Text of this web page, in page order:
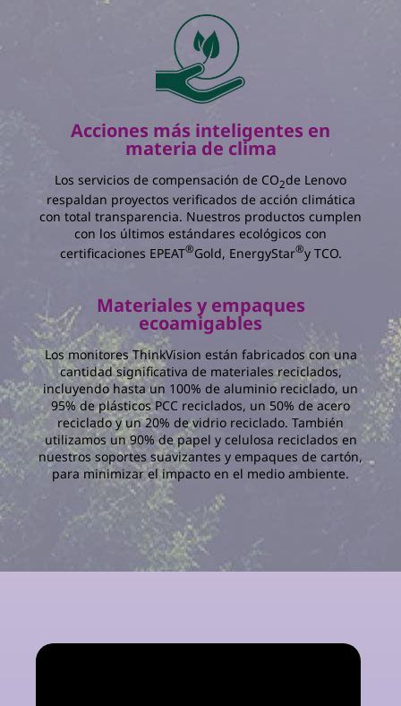
años en
La cantidad total de energía que
ahorra:
kWh
El porcentaje de reducción en el consumo
anual de energía: %
La cantidad total de ahorro en costo de
electricidad:
Acciones más inteligentes en
materia de clima
Los servicios de compensación de CO2de Lenovo
respaldan proyectos verificados de acción climática
con total transparencia. Nuestros productos cumplen
con los últimos estándares ecológicos con
certificaciones EPEAT®Gold, EnergyStar®y TCO.
Materiales y empaques
ecoamigables
Los monitores ThinkVision están fabricados con una
cantidad significativa de materiales reciclados,
incluyendo hasta un 100% de aluminio reciclado, un
95% de plásticos PCC reciclados, un 50% de acero
reciclado y un 20% de vidrio reciclado. También
utilizamos un 90% de papel y celulosa reciclados en
nuestros soportes suavizantes y empaques de cartón,
para minimizar el impacto en el medio ambiente.